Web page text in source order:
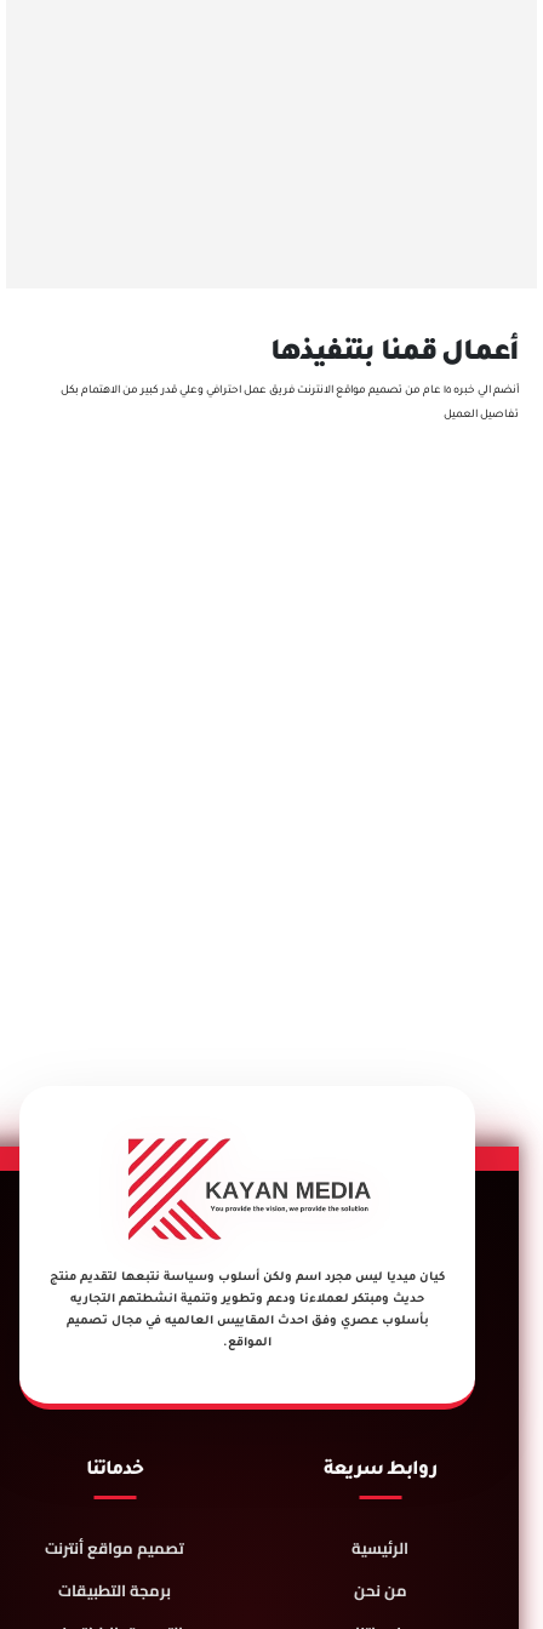
أعمال قمنا بتنفيذها
أنضم الي خبره ١٥ عام من تصميم مواقع الانترنت فريق عمل احترافي وعلي قدر كبير من الاهتمام بكل
تفاصيل العميل
كيان ميديا ليس مجرد اسم ولكن أسلوب وسياسة نتبعها لتقديم منتج
حديث ومبتكر لعملاءنا ودعم وتطوير وتنمية انشطتهم التجاريه
بأسلوب عصري وفق احدث المقاييس العالميه في مجال تصميم
المواقع.
روابط سريعة
الرئيسية
من نحن
خدماتنا
تصميم مواقع أنترنت
برمجة التطبيقات